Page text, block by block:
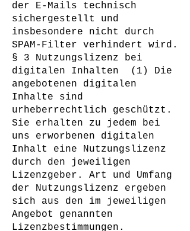
der E-Mails technisch
sichergestellt und
insbesondere nicht durch
SPAM-Filter verhindert wird.
§ 3 Nutzungslizenz bei
digitalen Inhalten (1) Die
angebotenen digitalen
Inhalte sind
urheberrechtlich geschützt.
Sie erhalten zu jedem bei
uns erworbenen digitalen
Inhalt eine Nutzungslizenz
durch den jeweiligen
Lizenzgeber. Art und Umfang
der Nutzungslizenz ergeben
sich aus den im jeweiligen
Angebot genannten
Lizenzbestimmungen.